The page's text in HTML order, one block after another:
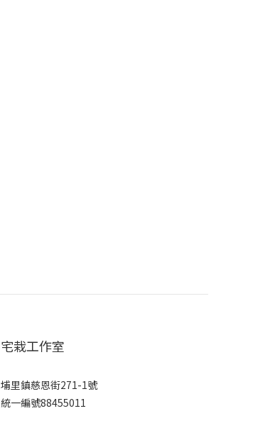
宅栽工作室
埔里鎮慈恩街271-1號
統一編號88455011